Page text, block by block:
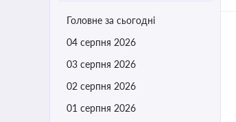
Головне за сьогодні
04 серпня 2026
03 серпня 2026
02 серпня 2026
01 серпня 2026